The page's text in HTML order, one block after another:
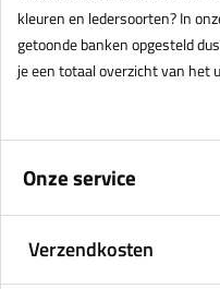
kleuren en ledersoorten? In
getoonde banken opgesteld
je een totaal overzicht van het
Onze service
Verzendkosten